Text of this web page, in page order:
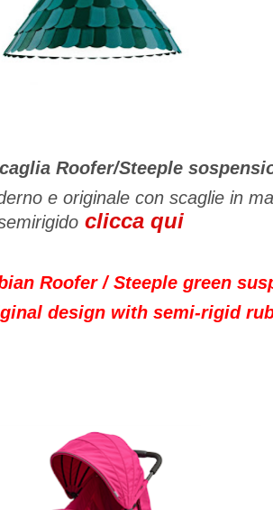
Roofer/Steeple
e originale con scaglie in
clicca qui
Roofer / Steeple green
design with semi-rigid